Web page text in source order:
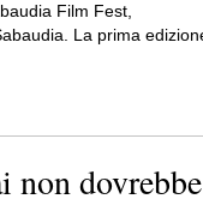
Film Fest,
La prima
non dovrebbe